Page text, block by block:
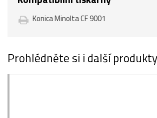
Konica Minolta CF 9001
Prohlédněte si i další produkty